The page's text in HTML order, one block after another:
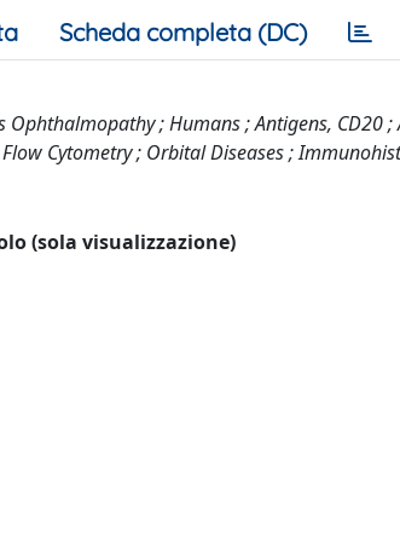
Scheda completa (DC)
; Humans ; Antigens, CD20 ;
Cytometry ; Orbital Diseases ;
(sola visualizzazione)